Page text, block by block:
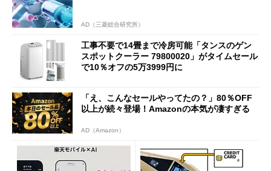
AD（三菱総合研究所）
工事不要で14畳まで冷房可能「タンスのゲン
スポットクーラー 79800020」がタイムセール
で10％オフの5万3999円に
「え、こんなセールやってたの？」80％OFF
以上が続々登場！Amazonの本気が凄すぎる
AD（Amazon）